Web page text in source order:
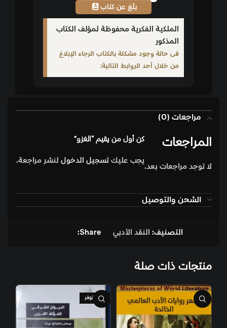
بلّغ عن كتاب
الملكية الفكرية محفوظة لمؤلف الكتاب
المذكور
فى حالة وجود مشكلة بالكتاب الرجاء الإبلاغ
من خلال أحد الروابط التالية:
مراجعات (0)
المراجعات
لا توجد مراجعات بعد.
كن أول من يقيم “الغزو”
يجب عليك تسجيل الدخول لنشر مراجعة.
الشحن والتوصيل
التصنيف: النقد الأدبي Share:
منتجات ذات صلة
غير متوفر